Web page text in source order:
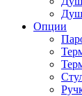
Опции